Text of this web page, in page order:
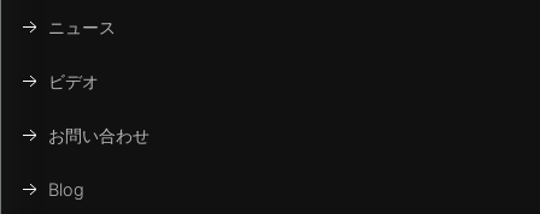
ニュース
ビデオ
お問い合わせ
Blog